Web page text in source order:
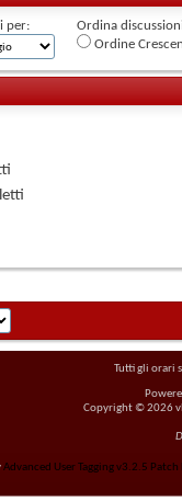
per:
Ordina
Ordine
Tutti gli orari
Copyright © 2026
Advanced User Tagging v3.2.5 Patch